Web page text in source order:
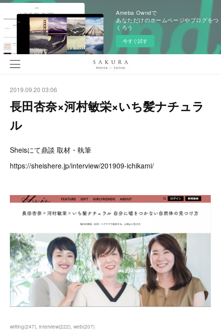
Ameba Owndで
あなただけのホームページやブログをつ
くろう
今すぐ試す
2019.09.20 03:06
長田杏奈×河村敏栄×いち髪ナチュラ
ル
Sheisにて鼎談 取材・執筆
https://sheishere.jp/interview/201909-ichikami/
writing(247) interview(222) web(207)